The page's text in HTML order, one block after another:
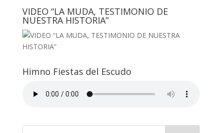
VIDEO “LA MUDA, TESTIMONIO DE
NUESTRA HISTORIA”
Himno Fiestas del Escudo